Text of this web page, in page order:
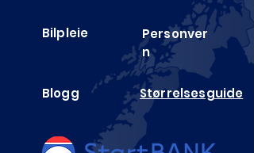
Bilpleie
Blogg
Personver
n
Størrelses­guide